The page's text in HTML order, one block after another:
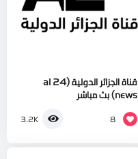
قناة الجزائر الدولية (al 24
news) بث مباشر
8
3.2K